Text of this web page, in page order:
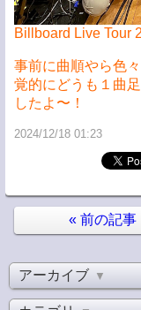
Billboard Live Tour
事前に曲順やら色
覚的にどうも１曲
したよ〜！
2024/12/18 01:23
« 前の記事
アーカイブ ▼